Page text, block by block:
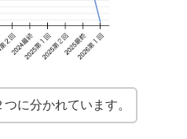
に分かれています。